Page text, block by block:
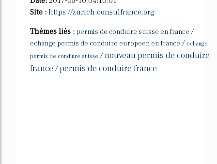
Site : https://zurich.consulfrance.org
Thèmes liés : permis de conduire suisse en france /
echange permis de conduire europeen en france / echange
permis de conduire suisse /nouveau permis de conduire
france /permis de conduire france